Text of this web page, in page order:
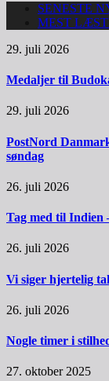
SENESTE
MEST
29. juli 2026
Medaljer til
29. juli 2026
PostNord
søndag
26. juli 2026
Tag med til Indien
26. juli 2026
Vi siger hjertelig
26. juli 2026
Nogle timer i
27. oktober 2025